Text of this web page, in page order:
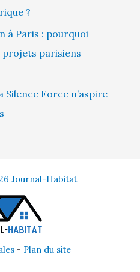
?
à Paris : pourquoi
projets parisiens
Force n’aspire
Journal-Habitat
- Plan du site